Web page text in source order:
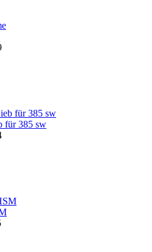
für 385 sw